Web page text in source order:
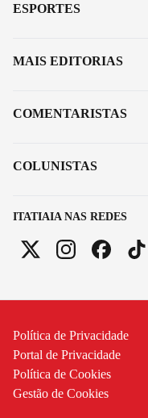
ITATIAIA NAS REDES
ESPORTES
MAIS EDITORIAS
COMENTARISTAS
COLUNISTAS
Política de Privacidade
Portal de Privacidade
Política de Cookies
Gestão de Cookies